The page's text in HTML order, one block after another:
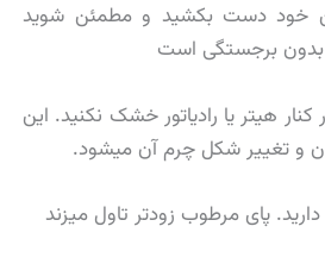
خود دست بکشید و مطمئن شوید
برجستگی است
هیتر یا رادیاتور خشک نکنید. این
و تغییر شکل چرم آن میشود.
پای مرطوب زودتر تاول میزند